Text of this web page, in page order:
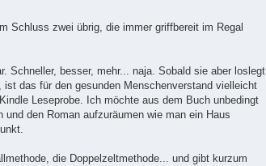
Schluss zwei übrig, die immer griffbereit im Regal
Schneller, besser, mehr... naja. Sobald sie aber loslegt
das für den gesunden Menschenverstand vielleicht
Leseprobe. Ich möchte aus dem Buch unbedingt
den Roman aufzuräumen wie man ein Haus
die Doppelzeltmethode... und gibt kurzum